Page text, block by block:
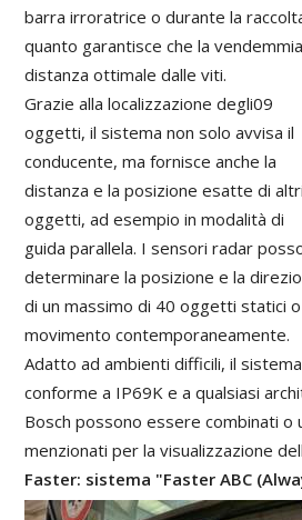
barra irroratrice o durante la
quanto garantisce che la
distanza ottimale dalle viti.
Grazie alla localizzazione degli09
oggetti, il sistema non solo avvisa il
conducente, ma fornisce anche la
distanza e la posizione esatte di altri
oggetti, ad esempio in modalità di
guida parallela. I sensori radar
determinare la posizione e la
di un massimo di 40 oggetti statici o
movimento contemporaneamente.
Adatto ad ambienti difficili, il sistema
conforme a IP69K e a qualsiasi
Bosch possono essere combinati o
menzionati per la visualizzazione
Faster: sistema "Faster ABC